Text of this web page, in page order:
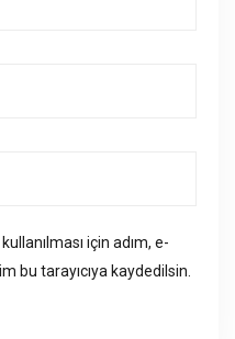
için adım, e-
bu tarayıcıya kaydedilsin.